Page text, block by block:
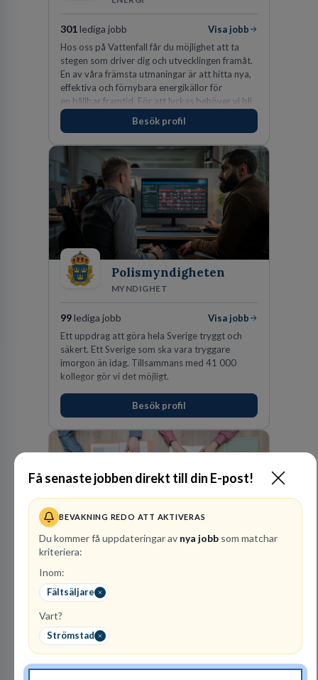
Få senaste jobben direkt till din E-post!
BEVAKNING REDO ATT AKTIVERAS
Du kommer få uppdateringar av nya jobb som matchar
kriteriera:
Inom:
Fältsäljare
Vart?
Strömstad
301lediga jobb
Visa jobb
Hos oss på Vattenfall får du möjlighet att ta
stegen som driver dig och utvecklingen framåt.
En av våra främsta utmaningar är att hitta nya,
effektiva och förnybara energikällor för
en hållbar framtid. För att lyckas behöver vi bli
fler medarbetare som vill göra skillnad.
Besök profil
Polismyndigheten
MYNDIGHET
99lediga jobb
Visa jobb
Ett uppdrag att göra hela Sverige tryggt och
säkert. Ett Sverige som ska vara tryggare
imorgon än idag. Tillsammans med 41 000
kollegor gör vi det möjligt.
Besök profil
PerformIQ gör mer än att hitta personal. Våra
kandidater har rätt CV och det där lilla extra
som du letar efter. Ansvarstagande,
dedikerade, fokuserade. Stark teamkänsla,